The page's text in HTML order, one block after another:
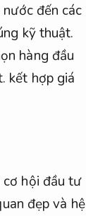
đến các
kỹ thuật.
hàng đầu
kết hợp giá
cơ hội đầu tư
đẹp và hệ